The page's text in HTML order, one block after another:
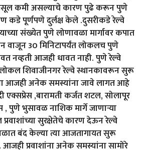
कमी असल्याचे कारण पुढे करून पुणे
कडे पूर्णपणे दुर्लक्ष केले .दुसरीकडे रेल्वे
संख्येत पुणे लोणावळा मार्गावर कपात
वाजून 30 मिनिटापर्यंत लोकलच पुणे
नव्हती आजही धावत नाही. पुणे रेल्वे
शिवाजीनगर रेल्वे स्थानकावरून सुरू
आजही अनेक समस्यांना जावे लागत आहे
एक्सप्रेस ,बारामती कर्जत शटल, सोलापूर
, पुणे भुसावळ नाशिक मार्गे जाणाऱ्या
सुरक्षेतेचे कारण देऊन रेल्वे
बंद केल्या त्या आजतागायत सुरू
प्रवाशांना अनेक समस्यांना सामोरे